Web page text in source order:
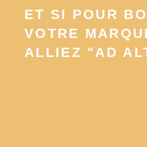
ET SI POUR
VOTRE
ALLIEZ "AD